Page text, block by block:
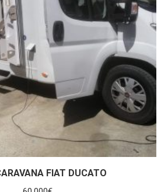
FIAT DUCATO